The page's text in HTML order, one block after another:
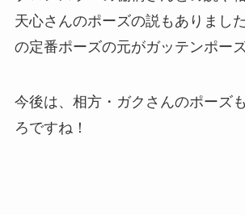
天心さんのポーズの説もありまし
の定番ポーズの元がガッテンポー
今後は、相方・ガクさんのポーズ
ろですね！